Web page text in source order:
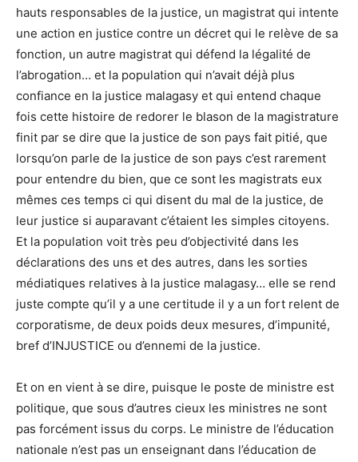
hauts responsables de la justice, un magistrat qui intente
une action en justice contre un décret qui le relève de sa
fonction, un autre magistrat qui défend la légalité de
l’abrogation… et la population qui n’avait déjà plus
confiance en la justice malagasy et qui entend chaque
fois cette histoire de redorer le blason de la magistrature
finit par se dire que la justice de son pays fait pitié, que
lorsqu’on parle de la justice de son pays c’est rarement
pour entendre du bien, que ce sont les magistrats eux
mêmes ces temps ci qui disent du mal de la justice, de
leur justice si auparavant c’étaient les simples citoyens.
Et la population voit très peu d’objectivité dans les
déclarations des uns et des autres, dans les sorties
médiatiques relatives à la justice malagasy… elle se rend
juste compte qu’il y a une certitude il y a un fort relent de
corporatisme, de deux poids deux mesures, d’impunité,
bref d’INJUSTICE ou d’ennemi de la justice.
Et on en vient à se dire, puisque le poste de ministre est
politique, que sous d’autres cieux les ministres ne sont
pas forcément issus du corps. Le ministre de l’éducation
nationale n’est pas un enseignant dans l’éducation de